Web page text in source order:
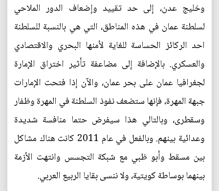
وخليج عدن، إلى حد تقييد وإضعاف الدور الملاحي
لسلطنة عمان في هذه المناطق، التي هي بالنسبة للسلطنة
احد الركائز الحساسة للغاية لأمنها البحري والاقتصادي
والعسكري. بالإضافة إلى مضاعفة تأثير اختراق الإمارة
لجغرافيا عمان على بحر عمان، والآن إذا فتحت الإمارات
جبهة المهرة، فإنها ستضعف نفوذ السلطنة في المهرة وظفار
وسقطرى، وبالتالي هذا سيفرض حتما منافسة شديدة
وعدائية بينهم. وبالفعل في عام 2011 كانت هناك مشاكل
بين مسقط وأبو ظبي مع شبكة التجسس وانتهت الأزمة
بينهما بوساطة كويتية، ولا ننسى بقايا الربيع العربي.